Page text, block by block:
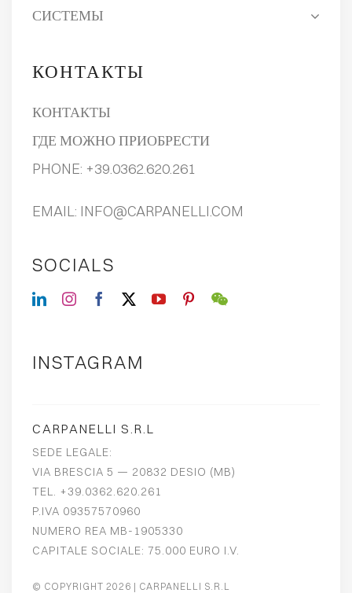
СИСТЕМЫ
КОНТАКТЫ
КОНТАКТЫ
ГДЕ МОЖНО ПРИОБРЕСТИ
PHONE: +39.0362.620.261
EMAIL: INFO@CARPANELLI.COM
SOCIALS
INSTAGRAM
CARPANELLI S.R.L
SEDE LEGALE:
VIA BRESCIA 5 — 20832 DESIO (MB)
TEL. +39.0362.620.261
P.IVA 09357570960
NUMERO REA MB-1905330
CAPITALE SOCIALE: 75.000 EURO I.V.
© COPYRIGHT 2026 | CARPANELLI S.R.L